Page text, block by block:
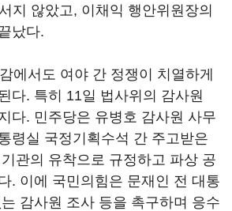
지 않았고, 이채익 행안위원장의
났다.
에서도 여야 간 정쟁이 치열하게
다. 특히 11일 법사위의 감사원
다. 민주당은 유병호 감사원 사무
령실 국정기획수석 간 주고받은
관의 유착으로 규정하고 파상 공
. 이에 국민의힘은 문재인 전 대통
감사원 조사 등을 촉구하며 응수